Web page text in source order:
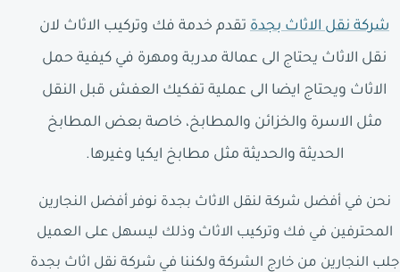
شركة نقل الاثاث بجدة تقدم خدمة فك وتركيب الاثاث لان
نقل الاثاث يحتاج الى عمالة مدربة ومهرة في كيفية حمل
الاثاث ويحتاج ايضا الى عملية تفكيك العفش قبل النقل
مثل الاسرة والخزائن والمطابخ، خاصة بعض المطابخ
الحديثة والحديثة مثل مطابخ ايكيا وغيرها.
نحن في أفضل شركة لنقل الاثاث بجدة نوفر أفضل النجارين
المحترفين في فك وتركيب الاثاث وذلك ليسهل على العميل
جلب النجارين من خارج الشركة ولكننا في شركة نقل اثاث بجدة